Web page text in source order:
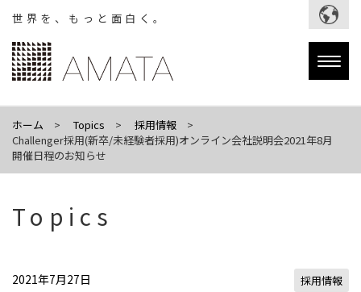
世界を、もっと面白く。
ホーム Topics
採用情報
Challenger採用(新卒/未経験者採用)オンライン会社説明会2021年8月
開催日程のお知らせ
Topics
2021年7月27日 採用情報